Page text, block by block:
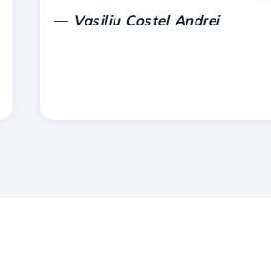
Vasiliu Costel Andrei